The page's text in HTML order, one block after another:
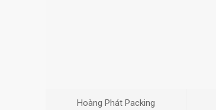
Hoàng Phát Packing